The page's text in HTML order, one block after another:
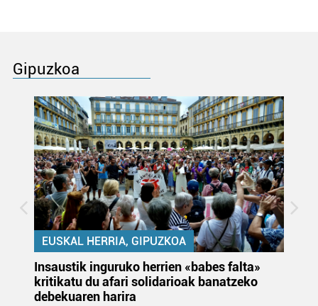
Gipuzkoa
EUSKAL HERRIA, GIPUZKOA
Insaustik inguruko herrien «babes falta»
kritikatu du afari solidarioak banatzeko
debekuaren harira